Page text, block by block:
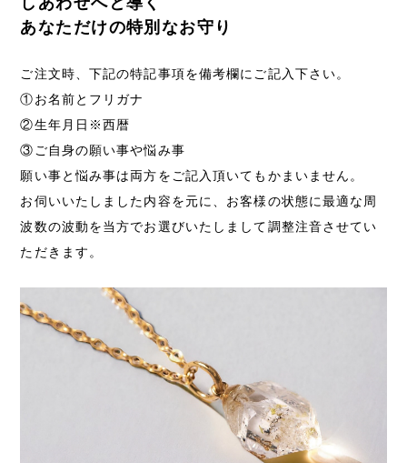
あなただけの特別なお守り
ご注文時、下記の特記事項を備考欄にご記入下さい。
①お名前とフリガナ
②生年月日※西暦
③ご自身の願い事や悩み事
願い事と悩み事は両方をご記入頂いてもかまいません。
お伺いいたしました内容を元に、お客様の状態に最適な周
波数の波動を当方でお選びいたしまして調整注音させてい
ただきます。